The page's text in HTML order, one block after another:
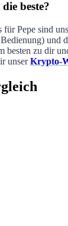
beste?
fürPepe sind
und
besten zu dir
unser Krypto-